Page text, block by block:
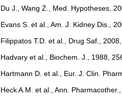
Du J., Wang Z., Med. Hypotheses,
Evans S. et al., Am. J. Kidney Dis.,
Filippatos T.D. et al., Drug Saf.,
Hadvary et al., Biochem. J., 1988,
Hartmann D. et al., Eur. J. Clin.
Heck A.M. et al., Ann.